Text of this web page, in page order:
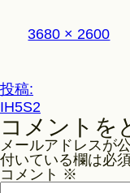
フ
ル
ズ
3680 × 2600
投
稿
ナ
ビ
ゲ
投稿:
IH5S2
コメントを
メールアドレスが
付いている欄は必
コメント ※